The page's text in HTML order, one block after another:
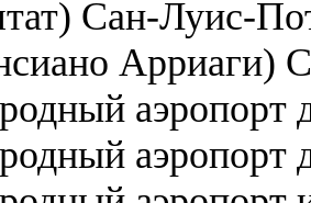
Сан-Луис-
Арриаги)
аэропорт
аэропорт